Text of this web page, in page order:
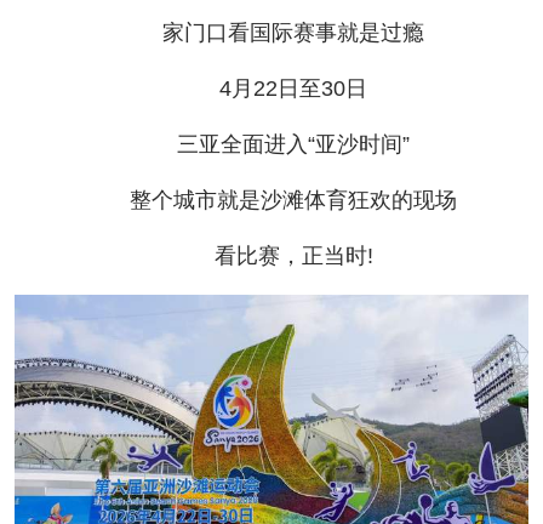
家门口看国际赛事就是过瘾
4月22日至30日
三亚全面进入“亚沙时间”
整个城市就是沙滩体育狂欢的现场
看比赛，正当时!